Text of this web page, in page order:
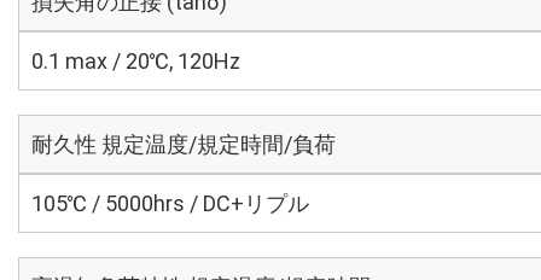
0.1 max / 20℃, 120Hz
耐久性 規定温度/規定時間/負荷
105℃ / 5000hrs / DC+リプル